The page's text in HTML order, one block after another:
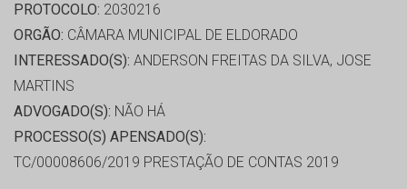
PROTOCOLO: 2030216
ORGÃO: CÂMARA MUNICIPAL DE ELDORADO
INTERESSADO(S): ANDERSON FREITAS DA SILVA, JOSE
MARTINS
ADVOGADO(S): NÃO HÁ
PROCESSO(S) APENSADO(S):
TC/00008606/2019 PRESTAÇÃO DE CONTAS 2019